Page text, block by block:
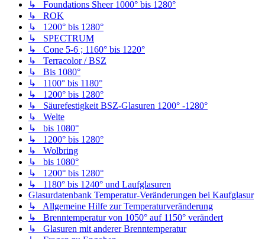
↳ Foundations Sheer 1000° bis 1280°
↳ ROK
↳ 1200° bis 1280°
↳ SPECTRUM
↳ Cone 5-6 ; 1160° bis 1220°
↳ Terracolor / BSZ
↳ Bis 1080°
↳ 1100° bis 1180°
↳ 1200° bis 1280°
↳ Säurefestigkeit BSZ-Glasuren 1200° -1280°
↳ Welte
↳ bis 1080°
↳ 1200° bis 1280°
↳ Wolbring
↳ bis 1080°
↳ 1200° bis 1280°
↳ 1180° bis 1240° und Laufglasuren
Glasurdatenbank Temperatur-Veränderungen bei Kaufglasur
↳ Allgemeine Hilfe zur Temperaturveränderung
↳ Brenntemperatur von 1050° auf 1150° verändert
↳ Glasuren mit anderer Brenntemperatur